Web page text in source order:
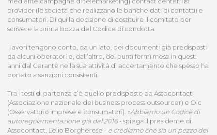
provider (le società che realizzano le banche dati di contatti) e
consumatori. Di qui la decisione di costituire il comitato per
scrivere la prima bozza del Codice di condotta.
I lavori tengono conto, da un lato, dei documenti già predisposti
da alcuni operatori e, dall’altro, dei punti fermi messi in questi
anni dal Garante nella sua attività di accertamento che spesso ha
portato a sanzioni consistenti.
Tra i testi di partenza c’è quello predisposto da Assocontact
(Associazione nazionale dei business process outsourcer) e Oic
(Osservatorio imprese e consumatori). «Abbiamo un Codice di
autoregolamentazione già dal 2016- spiega il presidente di
Assocontact, Lelio Borgherese - e crediamo che sia un pezzo del